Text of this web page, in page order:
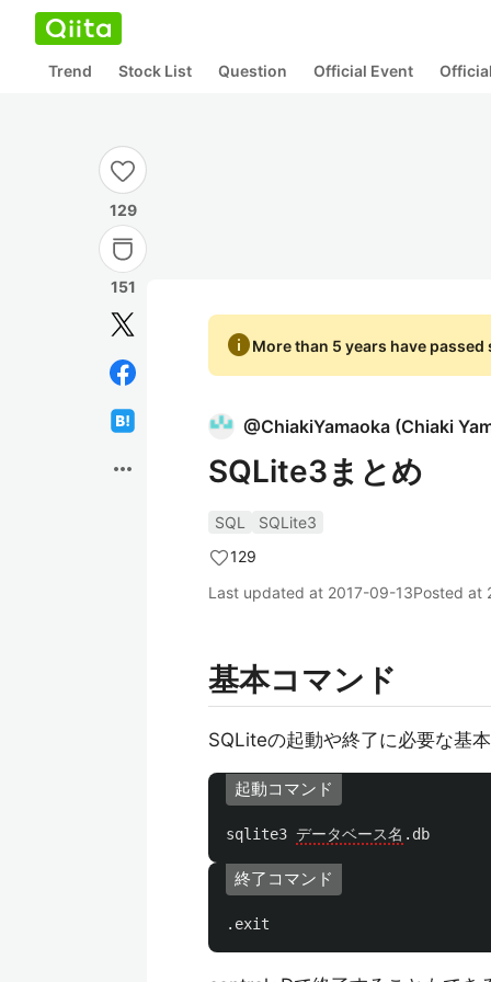
Trend Stock List Question Official Event
129
151
more_horiz
infoMore than 5 years have passed
@ChiakiYamaoka (Chiaki
SQLite3まとめ
SQL
SQLite3
129
Last updated at 2017-09-13Posted at
基本コマンド
SQLiteの起動や終了に必要な基
起動コマンド
sqlite3 データベース名 . db
終了コマンド
. exit